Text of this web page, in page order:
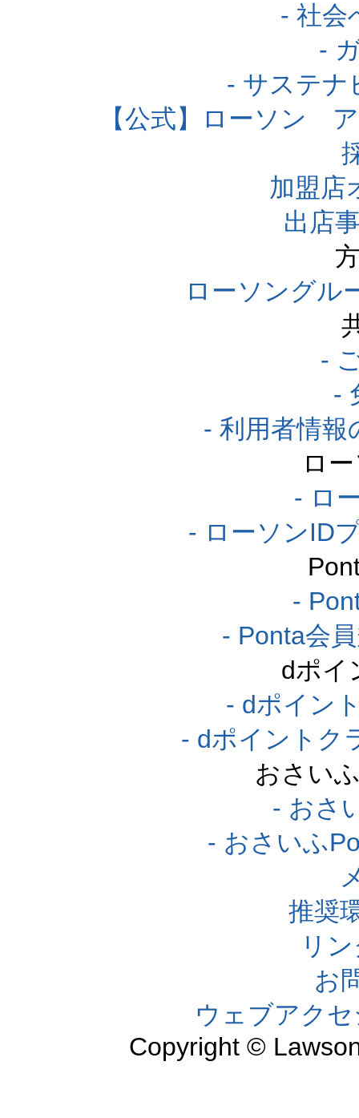
- 社会
-
- サステナ
【公式】ローソン
加盟店
出店
ローソングル
-
-
- 利用者情報
ロ
- ロ
- ローソンID
-
- Ponta会
dポイ
- dポイン
- dポイントク
おさい
- おさ
- おさいふ
推奨
リ
お
ウェブアク
Copyright ©